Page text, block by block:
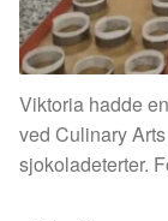
Viktoria hadde
ved Culinary
sjokoladeterter.